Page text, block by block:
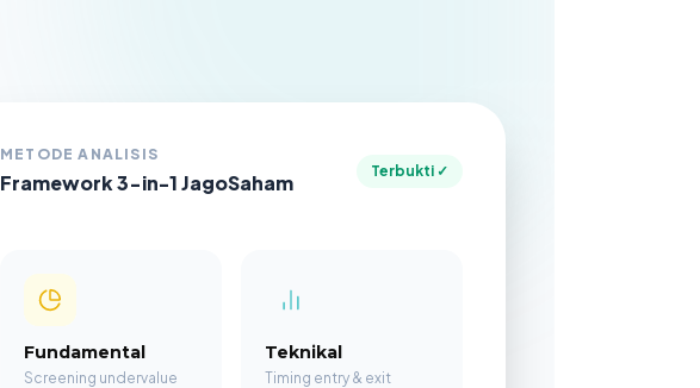
METODE ANALISIS
Framework 3-in-1 JagoSaham Terbukti ✓
Fundamental
Screening undervalue
Teknikal
Timing entry & exit